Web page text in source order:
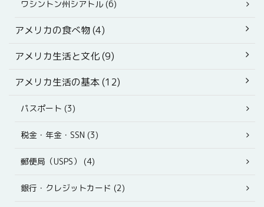
ワシントン州シアトル (6)
アメリカの食べ物 (4)
アメリカ生活と文化 (9)
アメリカ生活の基本 (12)
パスポート (3)
税金・年金・SSN (3)
郵便局（USPS） (4)
銀行・クレジットカード (2)